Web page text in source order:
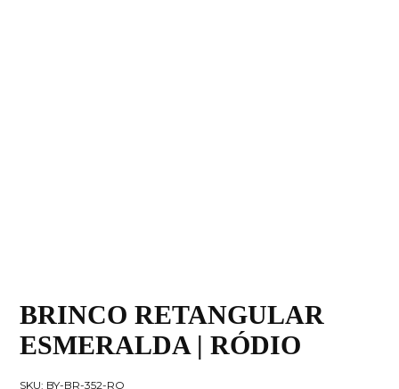
BRINCO RETANGULAR
ESMERALDA | RÓDIO
SKU: BY-BR-352-RO